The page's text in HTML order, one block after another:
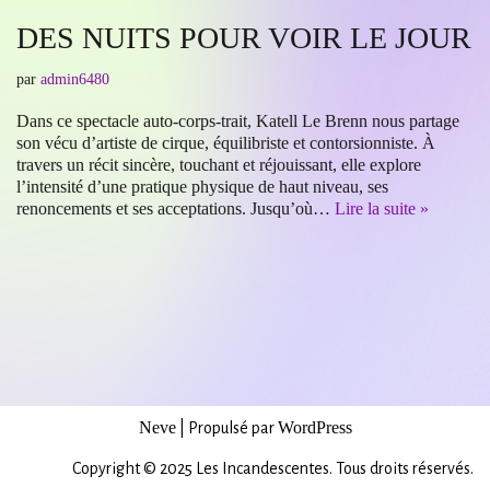
DES NUITS POUR VOIR LE JOUR
par admin6480
Dans ce spectacle auto-corps-trait, Katell Le Brenn nous partage
son vécu d’artiste de cirque, équilibriste et contorsionniste. À
travers un récit sincère, touchant et réjouissant, elle explore
l’intensité d’une pratique physique de haut niveau, ses
renoncements et ses acceptations. Jusqu’où… Lire la suite »
Neve| Propulsé parWordPress
Copyright © 2025 Les Incandescentes. Tous droits réservés.